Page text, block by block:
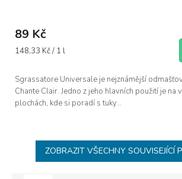
89 Kč
Měrná
148,33 Kč / 1 l
Sgrassatore Universale je nejznámější
Chante Clair. Jedno z jeho hlavních použití je na
plochách, kde si poradí s tuky...
ZOBRAZIT VŠECHNY SOUVISEJÍCÍ